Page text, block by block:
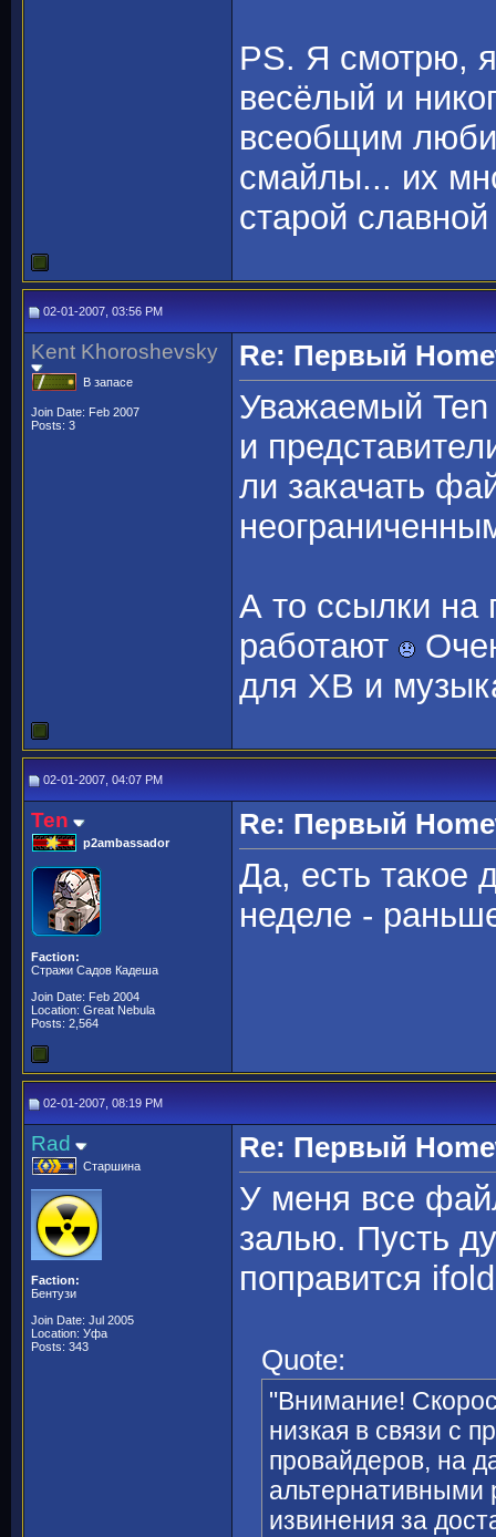
PS. Я смотрю,
весёлый и
всеобщим
смайлы... их
старой
02-01-2007, 03:56 PM
Kent Khoroshevsky
В запасе
Join Date: Feb 2007
Posts: 3
Re: Первый
Уважаемый
и
ли закачать
А то ссылки на
работают
для ХВ и
02-01-2007, 04:07 PM
Ten
p2ambassador
Faction:
Стражи Садов Кадеша
Join Date: Feb 2004
Location: Great Nebula
Posts: 2,564
Re: Первый
Да, есть такое
неделе -
02-01-2007, 08:19 PM
Rad
Старшина
Faction:
Бентузи
Join Date: Jul 2005
Location: Уфа
Posts: 343
Re: Первый
У меня все
залью. Пусть
поправится
Quote:
"Внимание!
низкая в связи с
провайдеров, на
извинения за